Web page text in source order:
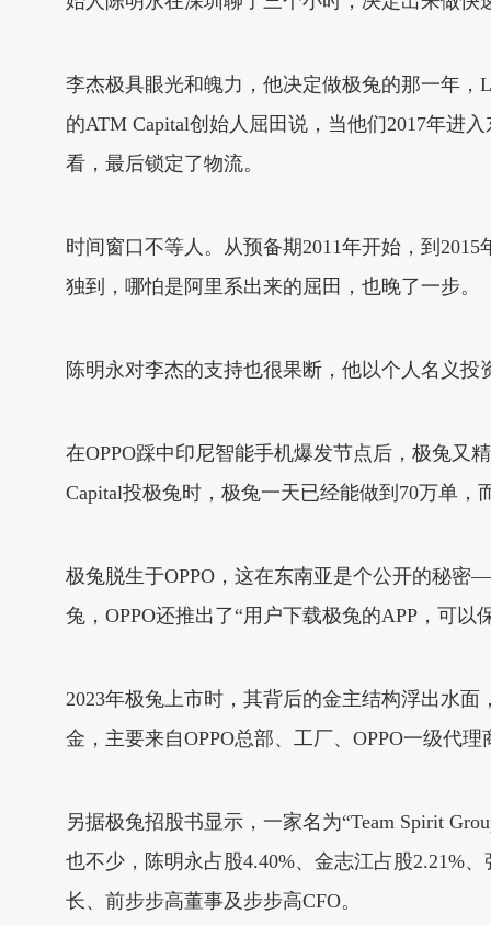
李杰极具眼光和魄力，他决定做极兔的那一年，
的ATM Capital创始人屈田说，当他们2017年进
看，最后锁定了物流。
时间窗口不等人。从预备期2011年开始，到
独到，哪怕是阿里系出来的屈田，也晚了一步。
陈明永对李杰的支持也很果断，他以个人名义投
在OPPO踩中印尼智能手机爆发节点后，极兔又
Capital投极兔时，极兔一天已经能做到70万单
极兔脱生于OPPO，这在东南亚是个公开的秘
兔，OPPO还推出了“用户下载极兔的APP，可以
2023年极兔上市时，其背后的金主结构浮出水
金，主要来自OPPO总部、工厂、OPPO一级代
另据极兔招股书显示，一家名为“Team Spirit
也不少，陈明永占股4.40%、金志江占股2.21%
长、前步步高董事及步步高CFO。